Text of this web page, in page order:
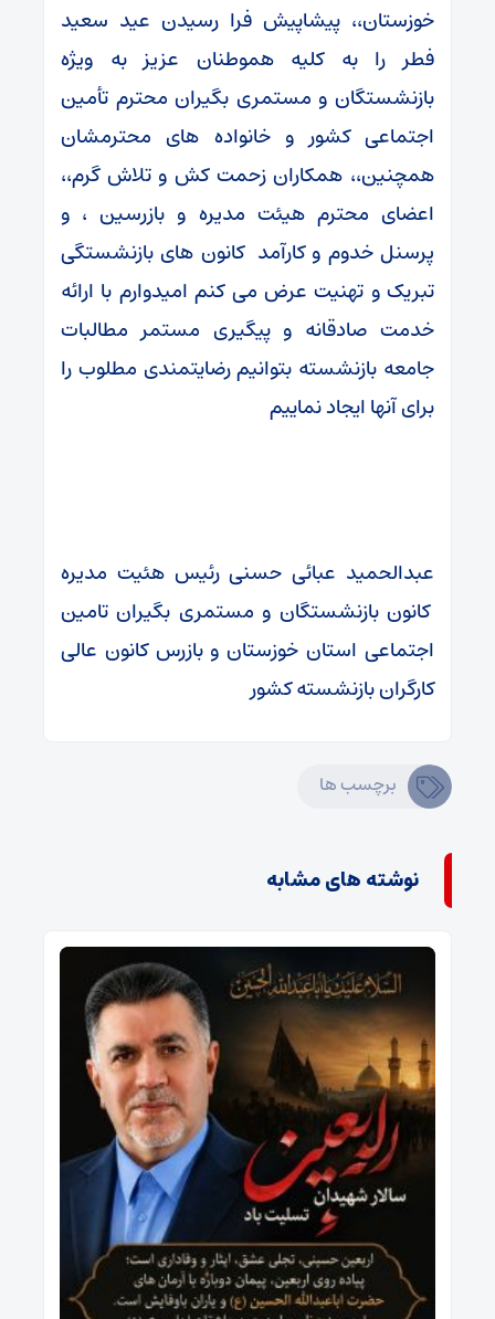
خوزستان،، پیشاپیش فرا رسیدن عید سعید
فطر را به کلیه هموطنان عزیز به ویژه
بازنشستگان و مستمری بگیران محترم تأمین
اجتماعی کشور و خانواده های محترمشان
همچنین،، همکاران زحمت کش و تلاش گرم،،
اعضای محترم هیئت مدیره و بازرسین ، و
پرسنل خدوم و کارآمد کانون های بازنشستگی
تبریک و تهنیت عرض می کنم امیدوارم با ارائه
خدمت صادقانه و پیگیری مستمر مطالبات
جامعه بازنشسته بتوانیم رضایتمندی مطلوب را
برای آنها ایجاد نماییم
عبدالحمید عبائی حسنی رئیس هئیت مدیره
کانون بازنشستگان و مستمری بگیران تامین
اجتماعی استان خوزستان و بازرس کانون عالی
کارگران بازنشسته کشور
برچسب ها
نوشته های مشابه